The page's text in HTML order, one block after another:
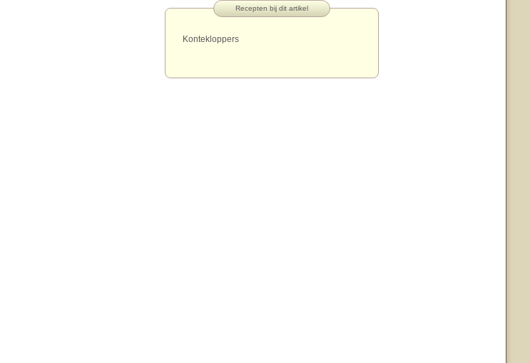
Recepten bij dit artikel
Kontekloppers